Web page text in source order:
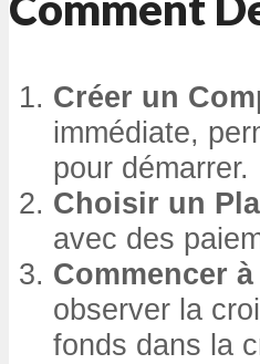
Créer un
immédiate,
pour démarrer.
Choisir un
avec des
Commencer
observer la
fonds dans la